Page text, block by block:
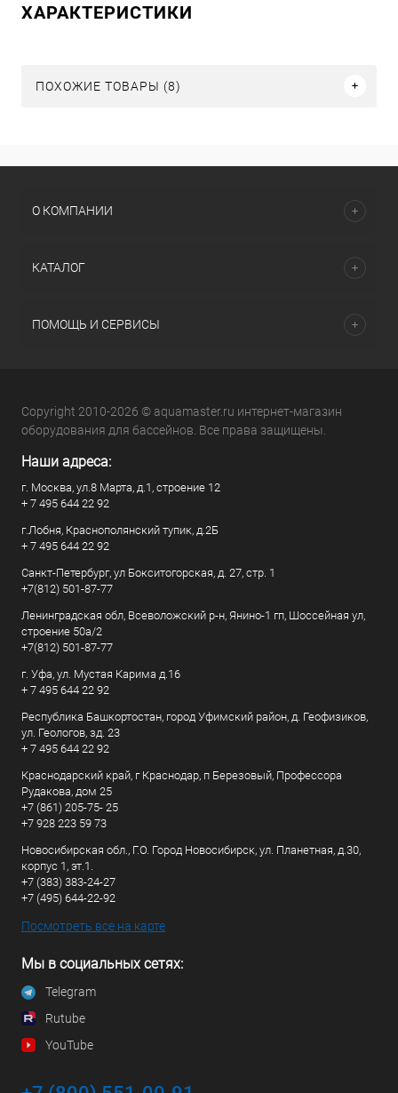
ХАРАКТЕРИСТИКИ
ПОХОЖИЕ ТОВАРЫ (8)
О КОМПАНИИ
КАТАЛОГ
ПОМОЩЬ И СЕРВИСЫ
Copyright 2010-2026 © aquamaster.ru интернет-магазин
оборудования для бассейнов. Все права защищены.
Наши адреса:
г. Москва, ул.8 Марта, д.1, строение 12
+ 7 495 644 22 92
г.Лобня, Краснополянский тупик, д.2Б
+ 7 495 644 22 92
Санкт-Петербург, ул Бокситогорская, д. 27, стр. 1
+7(812) 501-87-77
Ленинградская обл, Всеволожский р-н, Янино-1 гп, Шоссейная ул,
строение 50а/2
+7(812) 501-87-77
г. Уфа, ул. Мустая Карима д.16
+ 7 495 644 22 92
Республика Башкортостан, город Уфимский район, д. Геофизиков,
ул. Геологов, зд. 23
+ 7 495 644 22 92
Краснодарский край, г Краснодар, п Березовый, Профессора
Рудакова, дом 25
+7 (861) 205-75- 25
+7 928 223 59 73
Новосибирская обл., Г.О. Город Новосибирск, ул. Планетная, д.30,
корпус 1, эт.1.
+7 (383) 383-24-27
+7 (495) 644-22-92
Посмотреть все на карте
Мы в социальных сетях:
Telegram
Rutube
YouTube